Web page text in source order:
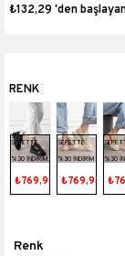
₺132,29'den
SEPETTE
%30 İNDİRİM
₺769,93
SEPETTE
%30 İNDİRİM
₺769,93
%30
Renk